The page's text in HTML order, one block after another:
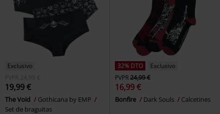
Exclusivo
PVPR 24,99 €
19,99 €
The Void
Gothicana by EMP
Set de braguitas
32% DTO
Exclusivo
PVPR24,99 €
16,99 €
Bonfire Dark Souls Calcetines